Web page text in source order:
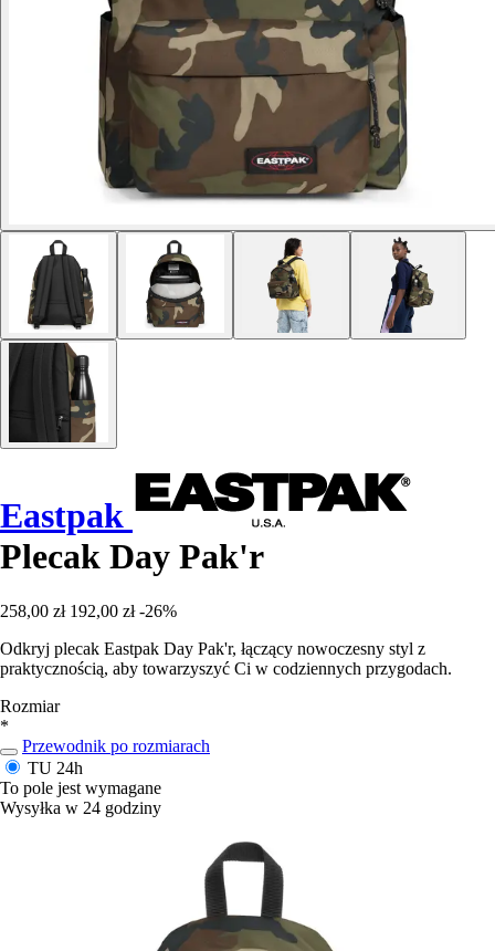
Eastpak
Plecak Day Pak'r
258,00 zł 192,00 zł -26%
Odkryj plecak Eastpak Day Pak'r, łączący nowoczesny styl z
praktycznością, aby towarzyszyć Ci w codziennych przygodach.
Rozmiar
*
Przewodnik po rozmiarach
TU 24h
To pole jest wymagane
Wysyłka w 24 godziny